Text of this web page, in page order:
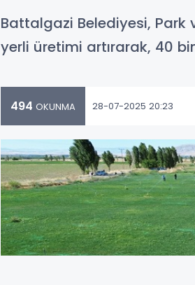
Battalgazi Belediyesi,
yerli üretimi artırarak, 40
494 OKUNMA 28-07-2025 20:23